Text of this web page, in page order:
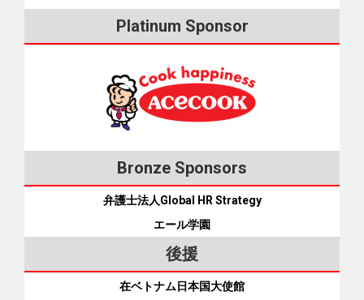
彼はこのカードによって、格安SIMの「楽天モバイル」と契約
したり、飛行機のチケットを購入したりしています。デビッ
トカードでもポイントが貯まり、ポイントは現金の代わりに
ットカードを作れませんでしたが、GTNエポスカードや楽天
カード、Amazonカードを作ることができました。日本での在
留期間が短い外国人でもクレジットカードを作りやすい状況
には主に次のようなものがあります。 ✔︎ Amazonや楽天市場
などのオンラインマーケットで商品を購入する際にカードで
ネット上で決済できる。 ✔︎ 飛行機などのチケットを買う際、
インターネットで予約後、ネット上で決済できる。 ✔︎ スーパ
ーやコンビニで使ってもポイントが貯まる。 ✔︎ 電話代や電気
代、ガス代などをカード払いにすると、毎月決まった日に自
動的に課金され、ポイントも貯まる。 ✔︎ デリバリーサービス
せん。開始と同様、終了にも“時間通り”が必要だと私は思うの
ですが、そもそも終了時刻を決めずに打ち合わせに入ること
は、最初に自分の都合を伝えましょう。そうすれば、相手も
それを理解し、終了時刻を意識してくれます。
トナム語：月・水 09:00～12:00、13:00～17:00） ■兵庫県 日
cntorimoto@yahoo.co.jp ■岡山県 岡山県外国人相談センター
＝ 086-256-6052（平日9:00～17:00） ＝ E-mail：
support@opief.or.jp ■広島県 ひろしま国際センター ＝ 0120-
9207（毎日10:00～19:00） ＝ E-mail：fukuoka-
maic@kokusaihiroba.or.jp ■福岡市 福岡市外国人総合相談支援
センター ＝ 092-262-1799（平日8:45～18:00） 自治体や国際
交流協会などの窓口リスト（全県） このコーナーでは、日本
全国の都道府県（地方自治体）や国際交流協会などによる外
国人向け相談窓口のリスト（ベトナム語版、日本語版）をご
紹介します。 あなたのお住まいの都道府県名（日本語とアル
ファベット）が記載された四角い欄をクリックすると、その
は924万人で、15歳以上の労働力人口の13％以上を占めてい
ます。継続雇用制度がスタートする前年の2013年が637万人
ですから、7年間で300万人近く増えました。 例えば、多くの
スーパーで、トイレ掃除、買い物かごやカートの整理、駐車
場の交通整理などをお年寄りが担当しています。また、日本
の主要駅には大きな有料の自転車置き場がありますが、そこ
のスタッフもほとんどがお年寄りです。こうしたお年寄りは
も働いています。彼らの子供たちはすでに成人し養う必要が
ありません。しかし、彼らは働くことを楽しんでいます。私
が知っている福岡県のホテルでは、清掃スタッフの50％が高
齢者で、最年長は78歳です。彼らは1日6〜8時間働き、ベッ
ドのシーツや枕カバーが詰まった重い袋を運んでいます。多
少の腰痛やひざの痛みがあっても、彼らは頑張り続けるので
Platinum Sponsor
Bronze Sponsors
弁護士法人Global HR Strategy
エール学園
後援
在ベトナム日本国大使館